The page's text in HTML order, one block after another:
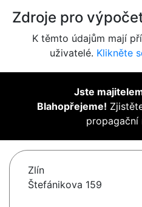
Zdroje pro
K těmto údajům mají
uživatelé. Klikněte
Jste
Blahopřejeme!
propagační
Zlín
Štefánikova 159